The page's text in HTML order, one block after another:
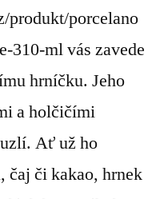
produkt/porcelano
310-ml vás zavede
hrníčku. Jeho
a holčičími
Ať už ho
čaj či kakao, hrnek